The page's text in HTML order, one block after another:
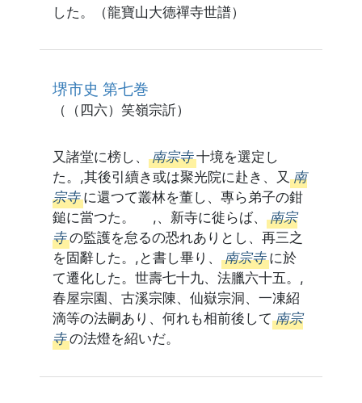
した。（龍寶山大德禪寺世譜）
堺市史 第七巻
（（四六）笑嶺宗訢）
又諸堂に榜し、 南宗寺 十境を選定し
た。,其後引續き或は聚光院に赴き、又 南
宗寺 に還つて叢林を董し、專ら弟子の鉗
鎚に當つた。 ,、新寺に徙らば、 南宗
寺 の監護を怠るの恐れありとし、再三之
を固辭した。,と書し畢り、 南宗寺 に於
て遷化した。世壽七十九、法臘六十五。,
春屋宗園、古溪宗陳、仙嶽宗洞、一凍紹
滴等の法嗣あり、何れも相前後して 南宗
寺 の法燈を紹いだ。